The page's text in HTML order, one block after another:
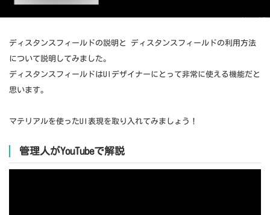
ディスタンスフィールドの説明と ディスタンスフィールドの利用方法
について説明してみました。
ディスタンスフィールドはUIデザイナーにとって非常に使える機能だと
思います。
マテリアルを使ったUI表現を取り入れてみましょう！
管理人がYouTubeで解説